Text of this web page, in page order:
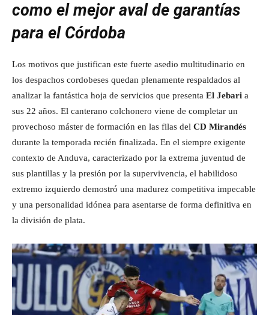
como el mejor aval de garantías
para el Córdoba
Los motivos que justifican este fuerte asedio multitudinario en
los despachos cordobeses quedan plenamente respaldados al
analizar la fantástica hoja de servicios que presenta El Jebari a
sus 22 años. El canterano colchonero viene de completar un
provechoso máster de formación en las filas del CD Mirandés
durante la temporada recién finalizada. En el siempre exigente
contexto de Anduva, caracterizado por la extrema juventud de
sus plantillas y la presión por la supervivencia, el habilidoso
extremo izquierdo demostró una madurez competitiva impecable
y una personalidad idónea para asentarse de forma definitiva en
la división de plata.